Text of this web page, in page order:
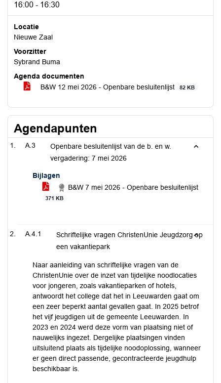
16:00 - 16:30
Locatie
Nieuwe Zaal
Voorzitter
Sybrand Buma
Agenda documenten
B&W 12 mei 2026 - Openbare besluitenlijst
82 KB
Agendapunten
A.3
Openbare besluitenlijst van de b. en w.
vergadering: 7 mei 2026
Bijlagen
B&W 7 mei 2026 - Openbare besluitenlijst
371 KB
A.4.1
Schriftelijke vragen ChristenUnie Jeugdzorg op
een vakantiepark
Naar aanleiding van schriftelijke vragen van de
ChristenUnie over de inzet van tijdelijke noodlocaties
voor jongeren, zoals vakantieparken of hotels,
antwoordt het college dat het in Leeuwarden gaat om
een zeer beperkt aantal gevallen gaat. In 2025 betrof
het vijf jeugdigen uit de gemeente Leeuwarden. In
2023 en 2024 werd deze vorm van plaatsing niet of
nauwelijks ingezet. Dergelijke plaatsingen vinden
uitsluitend plaats als tijdelijke noodoplossing, wanneer
er geen direct passende, gecontracteerde jeugdhulp
beschikbaar is.